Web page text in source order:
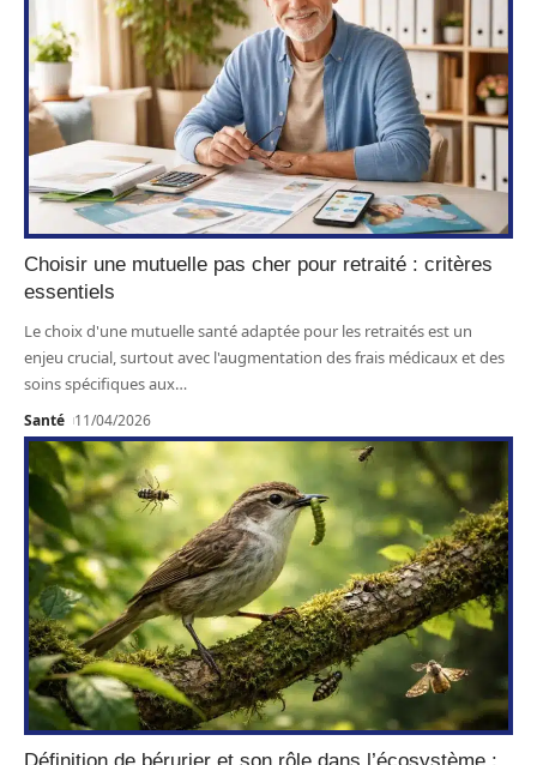
Choisir une mutuelle pas cher pour retraité : critères
essentiels
Le choix d'une mutuelle santé adaptée pour les retraités est un
enjeu crucial, surtout avec l'augmentation des frais médicaux et des
soins spécifiques aux…
Santé 11/04/2026